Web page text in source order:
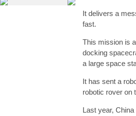
It delivers a
fast.
This mission is
docking
a large space
It has sent a
robotic rover on
Last year,